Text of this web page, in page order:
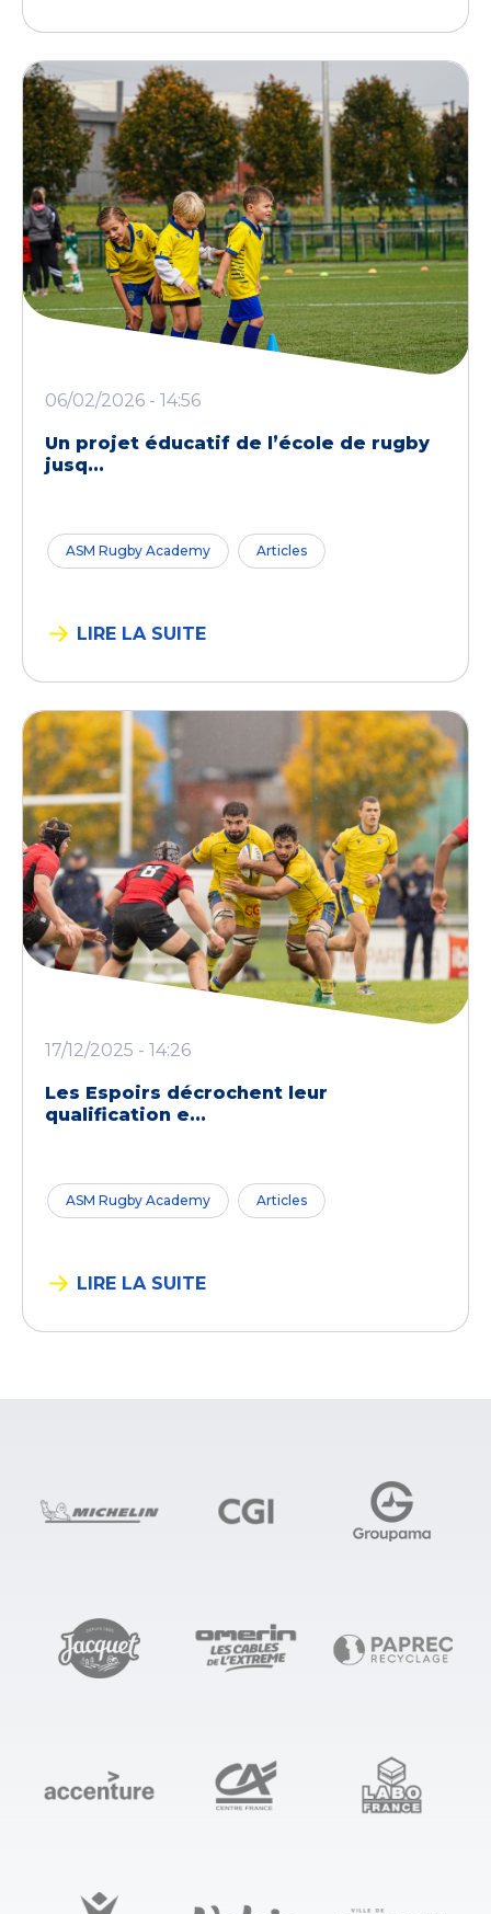
06/02/2026 - 14:56
Un projet éducatif de l’école de rugby
jusq...
ASM Rugby Academy Articles
LIRE LA SUITE
17/12/2025 - 14:26
Les Espoirs décrochent leur
qualification e...
ASM Rugby Academy Articles
LIRE LA SUITE